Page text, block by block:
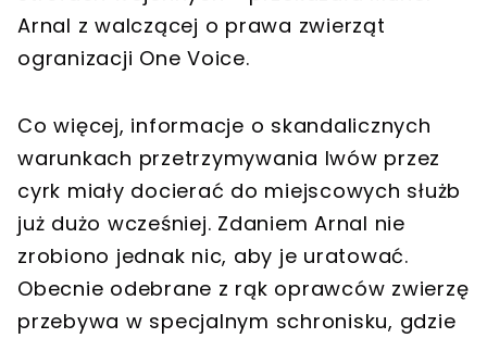
Arnal z walczącej o prawa zwierząt
ogranizacji One Voice.
Co więcej, informacje o skandalicznych
warunkach przetrzymywania lwów przez
cyrk miały docierać do miejscowych służb
już dużo wcześniej. Zdaniem Arnal nie
zrobiono jednak nic, aby je uratować.
Obecnie odebrane z rąk oprawców zwierzę
przebywa w specjalnym schronisku, gdzie